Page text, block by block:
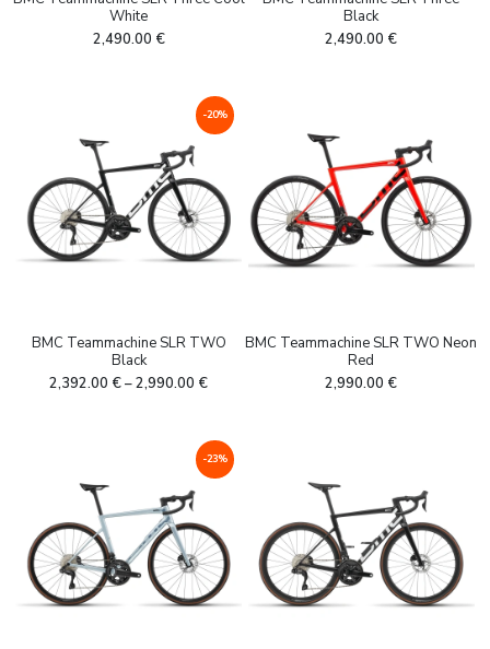
White
2,490.00 €
Black
2,490.00 €
-20%
BMC Teammachine SLR TWO
Black
2,392.00 €–2,990.00 €
BMC Teammachine SLR TWO Neon
Red
2,990.00 €
-23%